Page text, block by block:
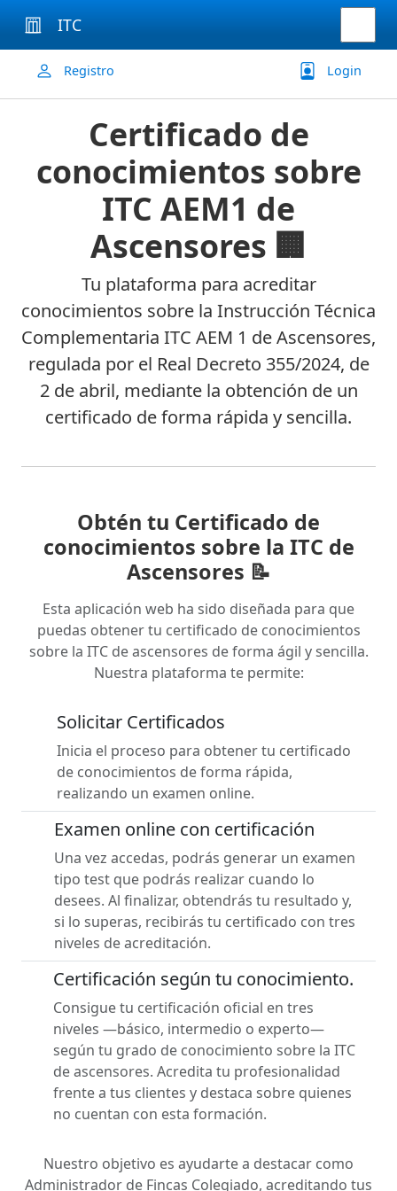
ITC
Registro Login
Certificado de
conocimientos sobre
ITC AEM1 de
Ascensores 🏢
Tu plataforma para acreditar
conocimientos sobre la Instrucción Técnica
Complementaria ITC AEM 1 de Ascensores,
regulada por el Real Decreto 355/2024, de
2 de abril, mediante la obtención de un
certificado de forma rápida y sencilla.
Obtén tu Certificado de
conocimientos sobre la ITC de
Ascensores 📝
Esta aplicación web ha sido diseñada para que
puedas obtener tu certificado de conocimientos
sobre la ITC de ascensores de forma ágil y sencilla.
Nuestra plataforma te permite:
Solicitar Certificados
Inicia el proceso para obtener tu certificado
de conocimientos de forma rápida,
realizando un examen online.
Examen online con certificación
Una vez accedas, podrás generar un examen
tipo test que podrás realizar cuando lo
desees. Al finalizar, obtendrás tu resultado y,
si lo superas, recibirás tu certificado con tres
niveles de acreditación.
Certificación según tu conocimiento.
Consigue tu certificación oficial en tres
niveles —básico, intermedio o experto—
según tu grado de conocimiento sobre la ITC
de ascensores. Acredita tu profesionalidad
frente a tus clientes y destaca sobre quienes
no cuentan con esta formación.
Nuestro objetivo es ayudarte a destacar como
Administrador de Fincas Colegiado, acreditando tus